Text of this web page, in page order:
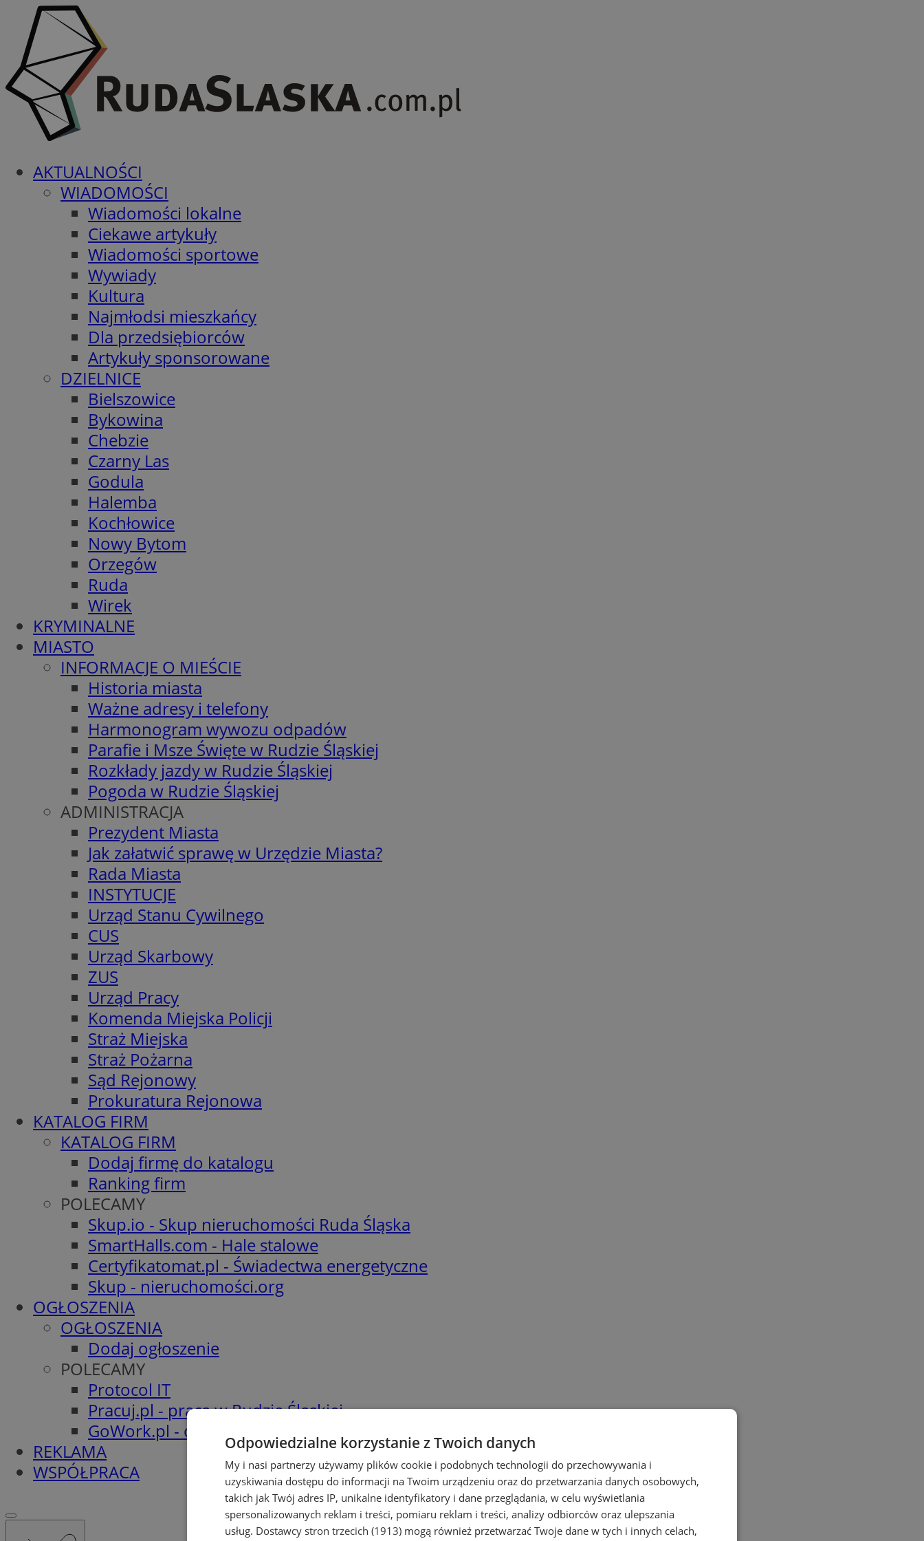
AKTUALNOŚCI
WIADOMOŚCI
Wiadomości lokalne
Ciekawe artykuły
Wiadomości sportowe
Wywiady
Kultura
Najmłodsi mieszkańcy
Dla przedsiębiorców
Artykuły sponsorowane
DZIELNICE
Bielszowice
Bykowina
Chebzie
Czarny Las
Godula
Halemba
Kochłowice
Nowy Bytom
Orzegów
Ruda
Wirek
KRYMINALNE
MIASTO
INFORMACJE O MIEŚCIE
Historia miasta
Ważne adresy i telefony
Harmonogram wywozu odpadów
Parafie i Msze Święte w Rudzie Śląskiej
Rozkłady jazdy w Rudzie Śląskiej
Pogoda w Rudzie Śląskiej
ADMINISTRACJA
Prezydent Miasta
Jak załatwić sprawę w Urzędzie Miasta?
Rada Miasta
INSTYTUCJE
Urząd Stanu Cywilnego
CUS
Urząd Skarbowy
ZUS
Urząd Pracy
Komenda Miejska Policji
Straż Miejska
Straż Pożarna
Sąd Rejonowy
Prokuratura Rejonowa
KATALOG FIRM
KATALOG FIRM
Dodaj firmę do katalogu
Ranking firm
POLECAMY
Skup.io - Skup nieruchomości Ruda Śląska
SmartHalls.com - Hale stalowe
Certyfikatomat.pl - Świadectwa energetyczne
Skup - nieruchomości.org
OGŁOSZENIA
OGŁOSZENIA
Dodaj ogłoszenie
POLECAMY
Protocol IT
Pracuj.pl - praca w Rudzie Śląskiej
GoWork.pl - oferty pracy
REKLAMA
WSPÓŁPRACA
Odpowiedzialne korzystanie z Twoich danych
My i nasi partnerzy używamy plików cookie i podobnych technologii do przechowywania i
uzyskiwania dostępu do informacji na Twoim urządzeniu oraz do przetwarzania danych osobowych,
takich jak Twój adres IP, unikalne identyfikatory i dane przeglądania, w celu wyświetlania
spersonalizowanych reklam i treści, pomiaru reklam i treści, analizy odbiorców oraz ulepszania
usług. Dostawcy stron trzecich (1913) mogą również przetwarzać Twoje dane w tych i innych celach,